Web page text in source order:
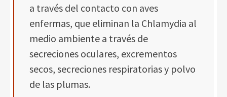
a través del contacto con aves
enfermas, que eliminan la Chlamydia al
medio ambiente a través de
secreciones oculares, excrementos
secos, secreciones respiratorias y polvo
de las plumas.